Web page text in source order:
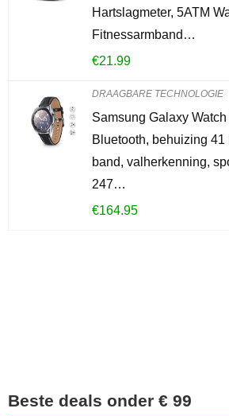
Hartslagmeter, 5ATM
Fitnessarmband…
€21.99
DRAAGBARE TECHNOLOGIE
Samsung Galaxy
Bluetooth, behuizing 41
band, valherkenning,
247…
€164.95
Beste deals onder € 99